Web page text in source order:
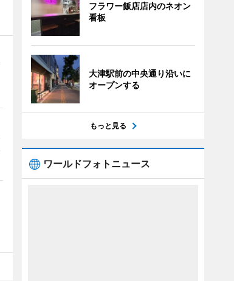
フラワー飯店店内のネオン
看板
大津駅前の中央通り沿いに
オープンする
もっと見る
ワールドフォトニュース